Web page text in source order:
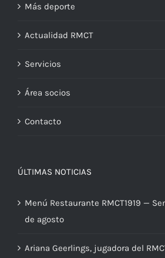
Más deporte
Actualidad RMCT
Servicios
Área socios
Contacto
ÚLTIMAS NOTICIAS
Menú Restaurante RMCT1919 —
de agosto
Ariana Geerlings, jugadora del